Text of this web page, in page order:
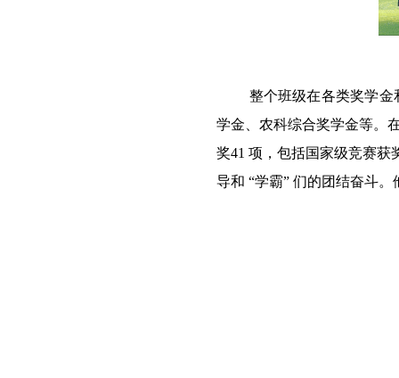
整个班级在各类奖学
学金 、农科综合奖学金等。
奖41 项，包括国家级竞赛获
导和 “学霸” 们的团结奋斗。